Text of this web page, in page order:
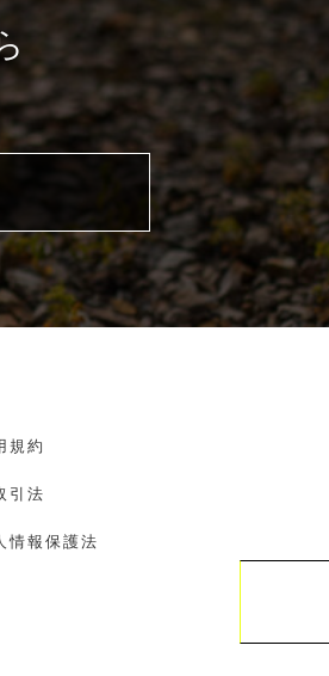
規約
引法
情報保護法